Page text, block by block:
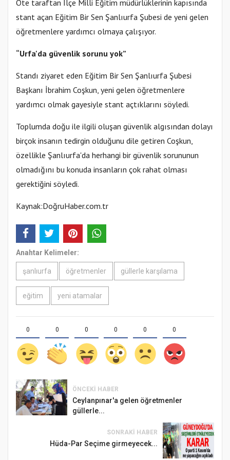
Öte taraftan İlçe Milli Eğitim müdürlüklerinin kapısında
stant açan Eğitim Bir Sen Şanlıurfa Şubesi de yeni gelen
öğretmenlere yardımcı olmaya çalışıyor.
“Urfa'da güvenlik sorunu yok”
Standı ziyaret eden Eğitim Bir Sen Şanlıurfa Şubesi
Başkanı İbrahim Coşkun, yeni gelen öğretmenlere
yardımcı olmak gayesiyle stant açtıklarını söyledi.
Toplumda doğu ile ilgili oluşan güvenlik algısından dolayı
birçok insanın tedirgin olduğunu dile getiren Coşkun,
özellikle Şanlıurfa'da herhangi bir güvenlik sorununun
olmadığını bu konuda insanların çok rahat olması
gerektiğini söyledi.
Kaynak:DoğruHaber.com.tr
Anahtar Kelimeler:
şanlıurfa öğretmenler güllerle karşılama
eğitim yeni atamalar
0 0 0 0 0 0
ÖNCEKI HABER
Ceylanpınar'a gelen öğretmenler
güllerle...
SONRAKI HABER
Hüda-Par Seçime girmeyecek...